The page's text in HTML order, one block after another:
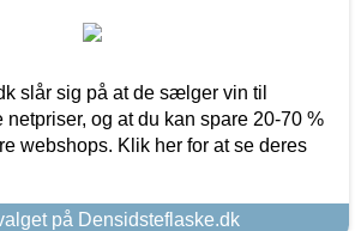
slår sig på at de sælger vin til
netpriser, og at du kan spare 20-70 %
webshops. Klik her for at se deres
på Densidsteflaske.dk